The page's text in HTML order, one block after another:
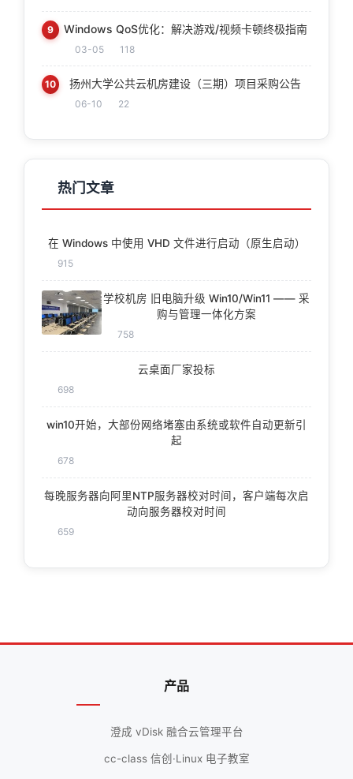
9 Windows QoS优化：解决游戏/视频卡顿终极指南
03-05 118
10 扬州大学公共云机房建设（三期）项目采购公告
06-10 22
热门文章
在 Windows 中使用 VHD 文件进行启动（原生启动）
915
学校机房 旧电脑升级 Win10/Win11 —— 采
购与管理一体化方案
758
云桌面厂家投标
698
win10开始，大部份网络堵塞由系统或软件自动更新引
起
678
每晚服务器向阿里NTP服务器校对时间，客户端每次启
动向服务器校对时间
659
产品
澄成 vDisk 融合云管理平台
cc-class 信创·Linux 电子教室